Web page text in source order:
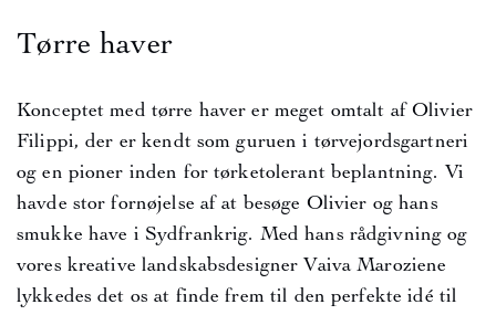
Tørre haver
Konceptet med tørre haver er meget omtalt af Olivier
Filippi, der er kendt som guruen i tørvejordsgartneri
og en pioner inden for tørketolerant beplantning. Vi
havde stor fornøjelse af at besøge Olivier og hans
smukke have i Sydfrankrig. Med hans rådgivning og
vores kreative landskabsdesigner Vaiva Maroziene
lykkedes det os at finde frem til den perfekte idé til